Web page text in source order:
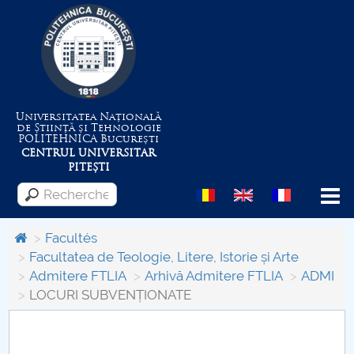
Universitatea Națională
de Știință și Tehnologie
POLITEHNICABucurești
CENTRUL UNIVERSITAR
PITEȘTI
Menu
Despre Universitate
Centrul de Management al Proiectelor
Facultés
Facultatea de Teologie, Litere, Istorie și Arte
Admitere FTLIA
Arhivă Admitere FTLIA
ADMI
LOCURI SUBVENȚIONATE